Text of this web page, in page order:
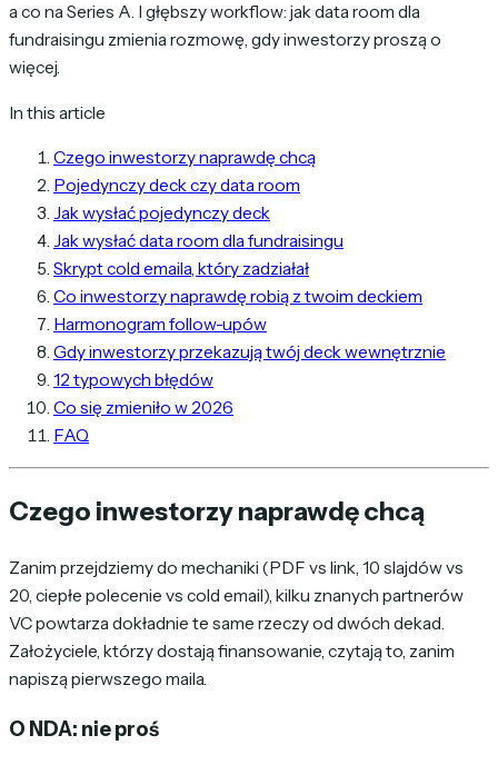
a co na Series A. I głębszy workflow: jak data room dla
fundraisingu zmienia rozmowę, gdy inwestorzy proszą o
więcej.
In this article
Czego inwestorzy naprawdę chcą
Pojedynczy deck czy data room
Jak wysłać pojedynczy deck
Jak wysłać data room dla fundraisingu
Skrypt cold emaila, który zadziałał
Co inwestorzy naprawdę robią z twoim deckiem
Harmonogram follow-upów
Gdy inwestorzy przekazują twój deck wewnętrznie
12 typowych błędów
Co się zmieniło w 2026
FAQ
Czego inwestorzy naprawdę chcą
Zanim przejdziemy do mechaniki (PDF vs link, 10 slajdów vs
20, ciepłe polecenie vs cold email), kilku znanych partnerów
VC powtarza dokładnie te same rzeczy od dwóch dekad.
Założyciele, którzy dostają finansowanie, czytają to, zanim
napiszą pierwszego maila.
O NDA: nie proś